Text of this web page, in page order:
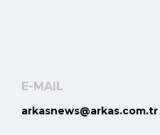
E-MAIL
arkasnews@arkas.com.tr